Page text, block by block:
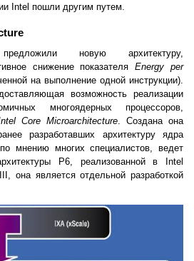
Intel пошли другим путем.
новую архитектуру,
снижение показателяEnergy per
на выполнение одной инструкции).
возможность реализации
многоядерных процессоров,
Core Microarchitecture . Создана она
разработавших архитектуру ядра
мнению многих специалистов, ведет
P6, реализованной в Intel
она является отдельной разработкой